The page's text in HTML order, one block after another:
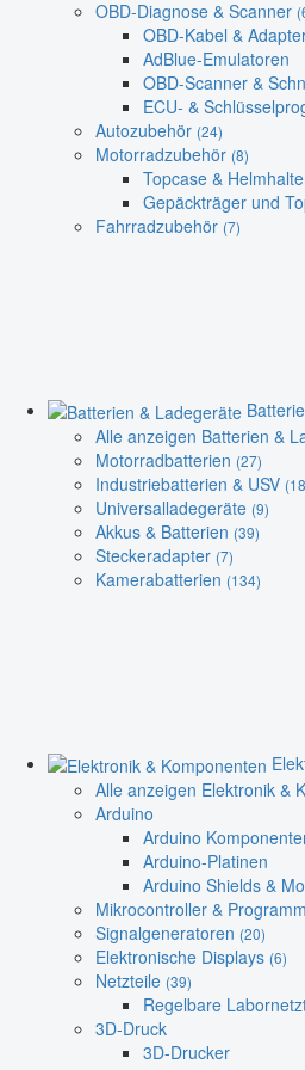
OBD-Diagnose & Scanner
OBD-Kabel &
AdBlue-Emulatoren
OBD-Scanner &
ECU- &
Autozubehör (24)
Motorradzubehör (8)
Topcase &
Gepäckträger und
Fahrradzubehör (7)
Alle anzeigen Batterien &
Motorradbatterien (27)
Industriebatterien & USV
Universalladegeräte (9)
Akkus & Batterien (39)
Steckeradapter (7)
Kamerabatterien (134)
Alle anzeigen Elektronik &
Arduino
Arduino
Arduino-Platinen
Arduino Shields &
Mikrocontroller &
Signalgeneratoren (20)
Elektronische Displays (6)
Netzteile (39)
Regelbare
3D-Druck
3D-Drucker